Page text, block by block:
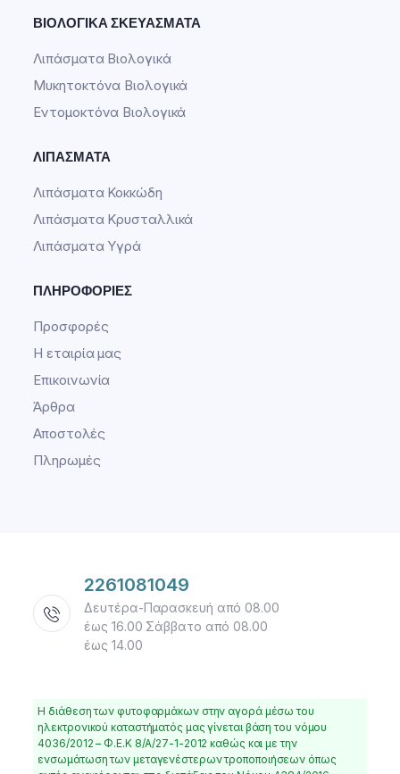
ΒΙΟΛΟΓΙΚΆ ΣΚΕΥΆΣΜΑΤΑ
Λιπάσματα Βιολογικά
Μυκητοκτόνα Βιολογικά
Εντομοκτόνα Βιολογικά
ΛΙΠΆΣΜΑΤΑ
Λιπάσματα Κοκκώδη
Λιπάσματα Κρυσταλλικά
Λιπάσματα Υγρά
ΠΛΗΡΟΦΟΡΊΕΣ
Προσφορές
Η εταιρία μας
Επικοινωνία
Άρθρα
Αποστολές
Πληρωμές
2261081049
Δευτέρα-Παρασκευή από 08.00
έως 16.00 Σάββατο από 08.00
έως 14.00
Η διάθεση των φυτοφαρμάκων στην αγορά μέσω του
ηλεκτρονικού καταστήματός μας γίνεται βάση του νόμου
4036/2012 – Φ.Ε.Κ 8/Α/27-1-2012 καθώς και με την
ενσωμάτωση των μεταγενέστερων τροποποιήσεων όπως